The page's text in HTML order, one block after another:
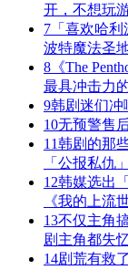
开，不想玩
7 「喜欢哈
波特魔法圣
8 《The
最具冲击力
9韩剧迷们冲
10无预警售
11韩剧的那
「公报私仇
12韩媒选出
《我的上流
13不仅主角
剧主角都失
14剧荒有救